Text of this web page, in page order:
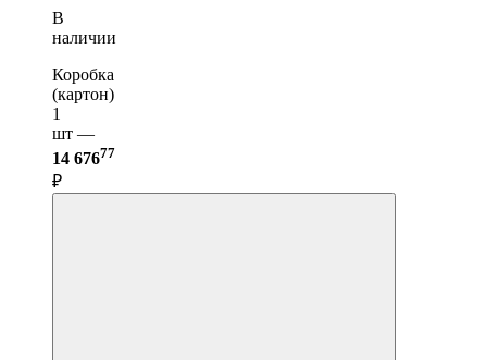
В
наличии
Коробка
(картон)
1
шт —
14 67677
₽